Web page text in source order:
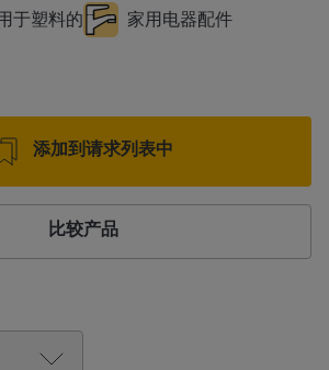
于塑料的
家用电器配件
添加到请求列表中
比较产品